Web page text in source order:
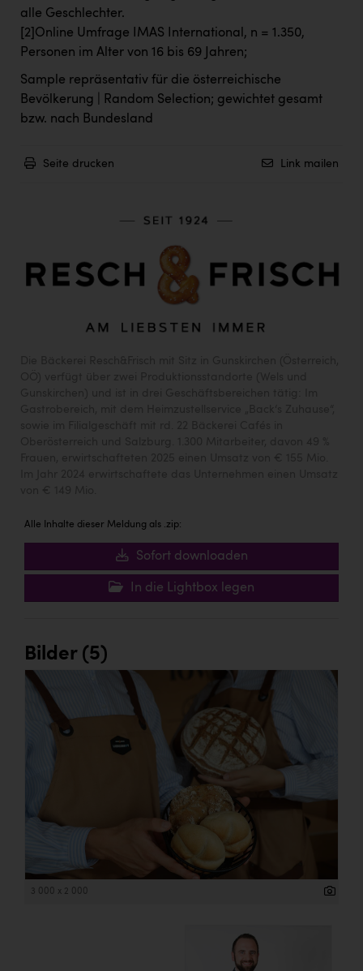
alle Geschlechter.
[2] Online Umfrage IMAS International, n = 1.350,
Personen im Alter von 16 bis 69 Jahren;
Sample repräsentativ für die österreichische
Bevölkerung | Random Selection; gewichtet gesamt
bzw. nach Bundesland
Seite drucken Link mailen
Alle Inhalte dieser Meldung als .zip:
Sofort downloaden
In die Lightbox legen
Bilder (5)
3 000 x 2 000